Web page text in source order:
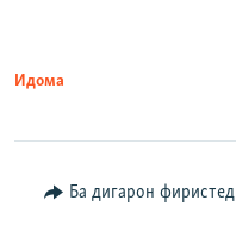
Идома
Ба дигарон фиристед